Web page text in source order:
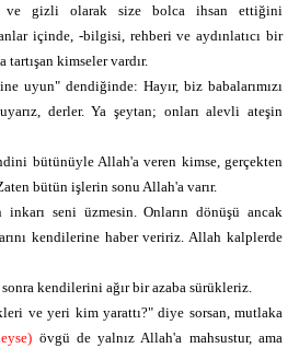
ve gizli olarak size bolca ihsan ettiğini
içinde, -bilgisi, rehberi ve aydınlatıcı bir
kimseler vardır.
uyun" dendiğinde: Hayır, biz babalarımızı
derler. Ya şeytan; onları alevli ateşin
bütünüyle Allah'a veren kimse, gerçekten
bütün işlerin sonu Allah'a varır.
seni üzmesin. Onların dönüşü ancak
kendilerine haber veririz. Allah kalplerde
sonra kendilerini ağır bir azaba sürükleriz.
ve yeri kim yarattı?" diye sorsan, mutlaka
övgü de yalnız Allah'a mahsustur, ama